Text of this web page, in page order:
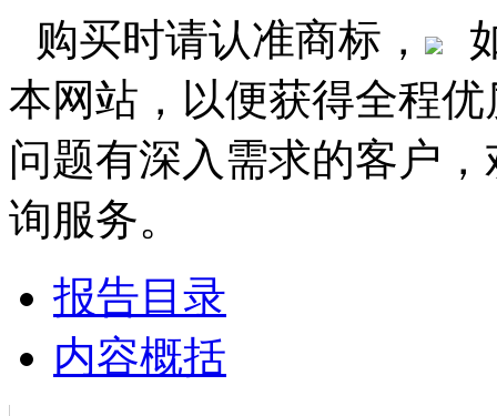
购买时请认准商标，
本网站，以便获得全程
问题有深入需求的客户
询服务。
报告目录
内容概括